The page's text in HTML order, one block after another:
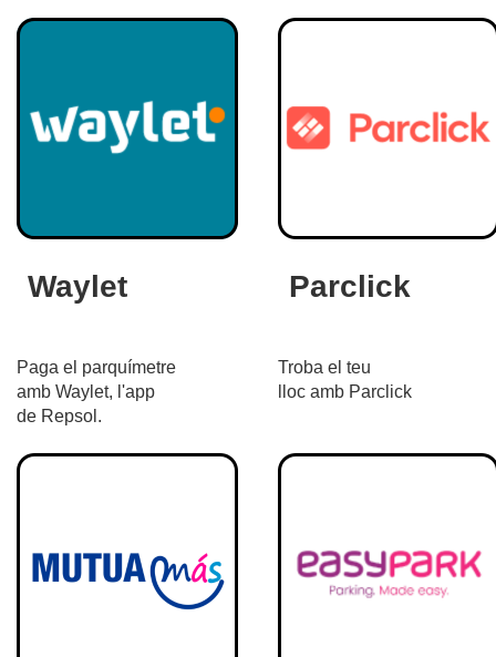
Waylet Parclick
Paga el parquímetre
amb Waylet, l'app
de Repsol.
Troba el teu
lloc amb Parclick